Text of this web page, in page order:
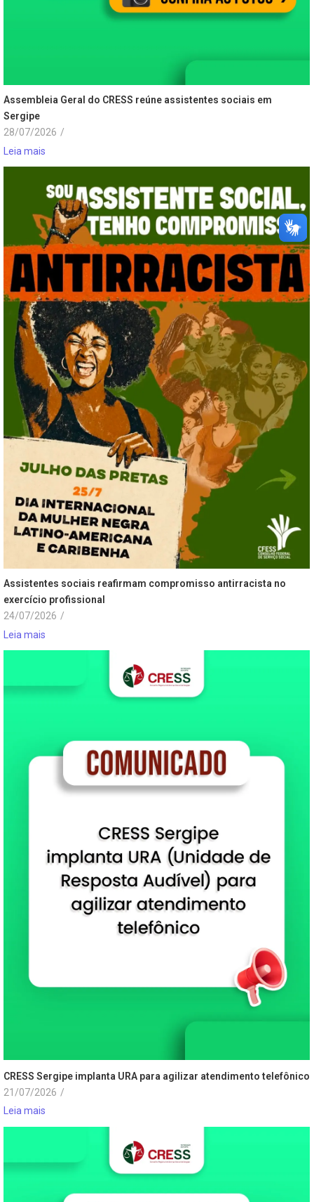
Assembleia Geral do CRESS reúne assistentes sociais em
Sergipe
28/07/2026 /
Leia mais
Assistentes sociais reafirmam compromisso antirracista no
exercício profissional
24/07/2026 /
Leia mais
CRESS Sergipe implanta URA para agilizar atendimento telefônico
21/07/2026 /
Leia mais